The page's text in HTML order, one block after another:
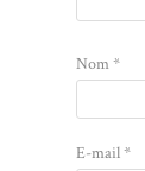
Nom*
E-mail*